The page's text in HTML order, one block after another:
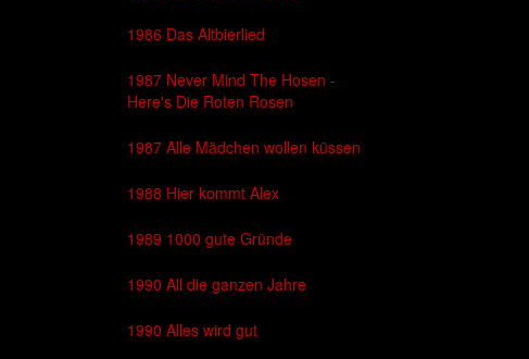
1986 Das Altbierlied
1987 Never Mind The Hosen -
Here's Die Roten Rosen
1987 Alle Mädchen wollen küssen
1988 Hier kommt Alex
1989 1000 gute Gründe
1990 All die ganzen Jahre
1990 Alles wird gut